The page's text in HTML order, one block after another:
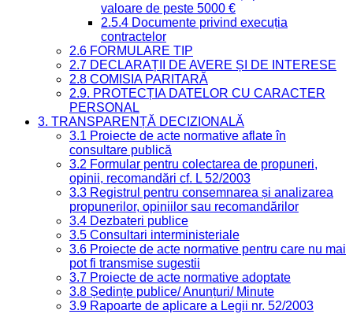
valoare de peste 5000 €
2.5.4 Documente privind execuția
contractelor
2.6 FORMULARE TIP
2.7 DECLARAȚII DE AVERE ȘI DE INTERESE
2.8 COMISIA PARITARĂ
2.9. PROTECȚIA DATELOR CU CARACTER
PERSONAL
3. TRANSPARENȚĂ DECIZIONALĂ
3.1 Proiecte de acte normative aflate în
consultare publică
3.2 Formular pentru colectarea de propuneri,
opinii, recomandări cf. L 52/2003
3.3 Registrul pentru consemnarea și analizarea
propunerilor, opiniilor sau recomandărilor
3.4 Dezbateri publice
3.5 Consultari interministeriale
3.6 Proiecte de acte normative pentru care nu mai
pot fi transmise sugestii
3.7 Proiecte de acte normative adoptate
3.8 Ședințe publice/ Anunțuri/ Minute
3.9 Rapoarte de aplicare a Legii nr. 52/2003